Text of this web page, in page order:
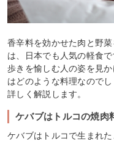
香辛料を効かせた肉と野
は、日本でも人気の軽食
歩きを愉しむ人の姿を見
はどのような料理なので
詳しく解説します。
ケバブはトルコの焼肉
ケバブはトルコで生まれ